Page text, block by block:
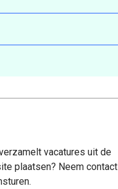
vacatures uit de
plaatsen? Neem contact